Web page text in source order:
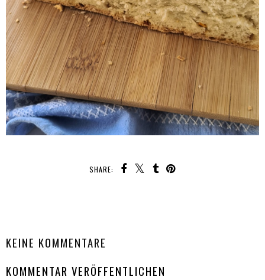
SHARE:
KEINE KOMMENTARE
KOMMENTAR VERÖFFENTLICHEN